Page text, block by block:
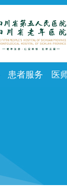
患者服务 医